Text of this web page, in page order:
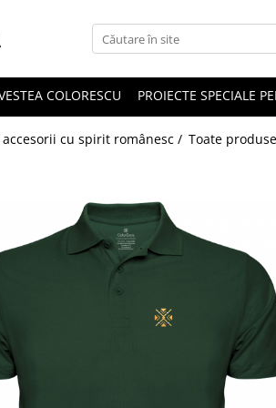
COLORESCU PROIECTE SPECIALE
cu spirit românesc / Toate